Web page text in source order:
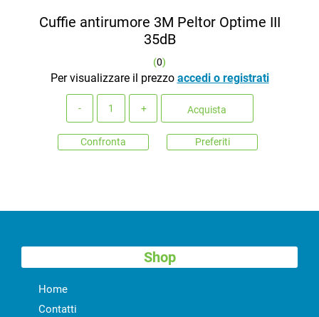
Cuffie antirumore 3M Peltor Optime III
35dB
(0)
Per visualizzare il prezzo accedi o registrati
Acquista
Confronta Preferiti
Shop
Home
Contatti